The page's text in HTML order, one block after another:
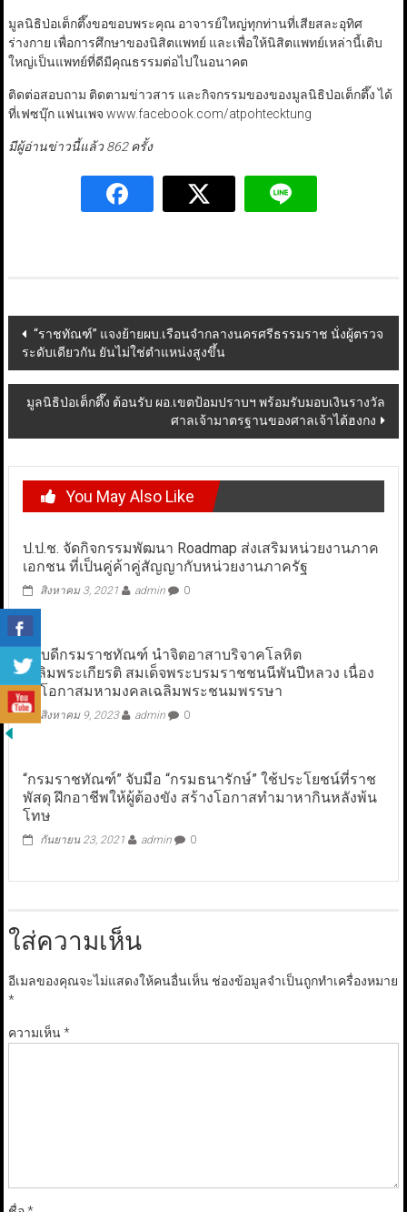
มูลนิธิป่อเต็กตึ๊งขอขอบพระคุณ อาจารย์ใหญ่ทุกท่านที่เสียสละอุทิศ
ร่างกาย เพื่อการศึกษาของนิสิตแพทย์ และเพื่อให้นิสิตแพทย์เหล่านี้เติบ
ใหญ่เป็นแพทย์ที่ดีมีคุณธรรมต่อไปในอนาคต
ติดต่อสอบถาม ติดตามข่าวสาร และกิจกรรมของของมูลนิธิป่อเต็กตึ๊ง ได้
ที่เฟซบุ๊ก แฟนเพจ www.facebook.com/atpohtecktung
มีผู้อ่านข่าวนี้แล้ว 862 ครั้ง
Post
navigation
“ราชทัณฑ์” แจงย้ายผบ.เรือนจำกลางนครศรีธรรมราช นั่งผู้ตรวจ
ระดับเดียวกัน ยันไม่ใช่ตำแหน่งสูงขึ้น
มูลนิธิป่อเต็กตึ๊ง ต้อนรับ ผอ.เขตป้อมปราบฯ พร้อมรับมอบเงินรางวัล
ศาลเจ้ามาตรฐานของศาลเจ้าไต้ฮงกง
You May Also Like
ป.ป.ช. จัดกิจกรรมพัฒนา Roadmap ส่งเสริมหน่วยงานภาค
เอกชน ที่เป็นคู่ค้าคู่สัญญากับหน่วยงานภาครัฐ
สิงหาคม 3, 2021 admin 0
อธิบดีกรมราชทัณฑ์ นำจิตอาสาบริจาคโลหิต
เฉลิมพระเกียรติ สมเด็จพระบรมราชชนนีพันปีหลวง เนื่อง
ในโอกาสมหามงคลเฉลิมพระชนมพรรษา
สิงหาคม 9, 2023 admin 0
“กรมราชทัณฑ์” จับมือ “กรมธนารักษ์” ใช้ประโยชน์ที่ราช
พัสดุ ฝึกอาชีพให้ผู้ต้องขัง สร้างโอกาสทำมาหากินหลังพ้น
โทษ
กันยายน 23, 2021 admin 0
ใส่ความเห็น
อีเมลของคุณจะไม่แสดงให้คนอื่นเห็น ช่องข้อมูลจำเป็นถูกทำเครื่องหมาย
*
ความเห็น*